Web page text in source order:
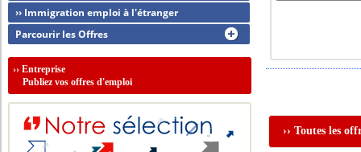
›› Toutes les
›› Immigration emploi à l'étranger
Parcourir les Offres
››Entreprise
Publiez vos offres d'emploi